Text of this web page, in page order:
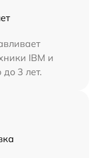
IBM и
3 лет.